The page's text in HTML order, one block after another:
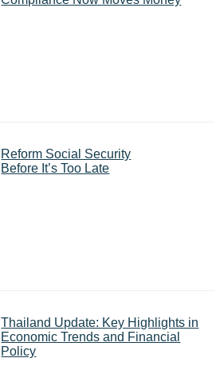
Reform Social Security
Before It’s Too Late
Thailand Update: Key Highlights in
Economic Trends and Financial
Policy